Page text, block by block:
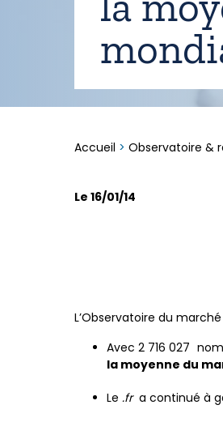
Accueil > Observatoire &
Le 16/01/14
L’Observatoire du
Avec 2 716 027
la moyenne du
Le .fra continué à